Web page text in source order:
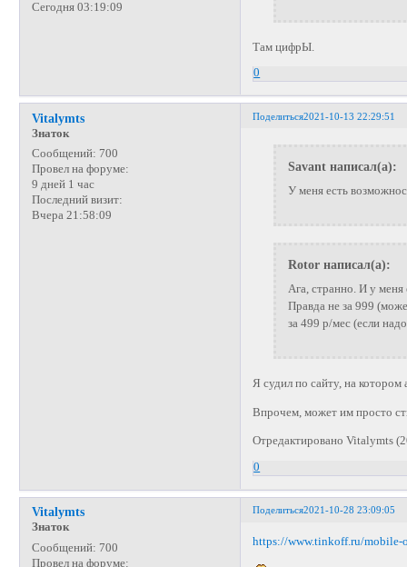
Сегодня 03:19:09
Там цифрЫ.
0
Поделиться2021-10-13 22:29:51
Vitalymts
Знаток
Сообщений: 700
Провел на форуме:
9 дней 1 час
Последний визит:
Вчера 21:58:09
Savant написал(а):
У меня есть
Rotor написал(а):
Ага, странно. И у меня
Правда не за 999
за 499 р/мес (если
Я судил по сайту, на котором
Впрочем, может им просто
Отредактировано Vitalymts
0
Поделиться2021-10-28 23:09:05
Vitalymts
Знаток
Сообщений: 700
Провел на форуме:
https://www.tinkoff.ru/mobile-